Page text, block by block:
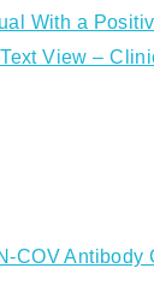
With a
View –
COV Antibody